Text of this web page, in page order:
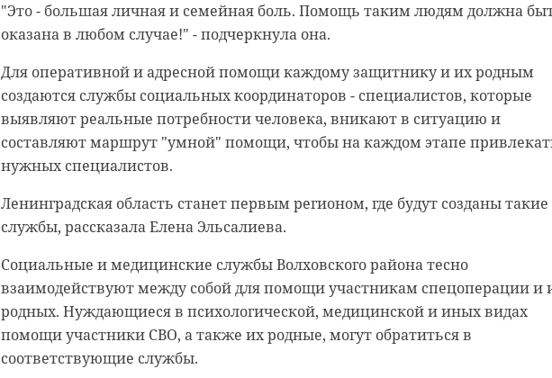
"Это - большая личная и семейная боль. Помощь таким людям должна
оказана в любом случае!" - подчеркнула она.
Для оперативной и адресной помощи каждому защитнику и их родным
создаются службы социальных координаторов - специалистов, которые
выявляют реальные потребности человека, вникают в ситуацию и
составляют маршрут "умной" помощи, чтобы на каждом этапе
нужных специалистов.
Ленинградская область станет первым регионом, где будут созданы такие
службы, рассказала Елена Эльсалиева.
Социальные и медицинские службы Волховского района тесно
взаимодействуют между собой для помощи участникам спецоперации и
родных. Нуждающиеся в психологической, медицинской и иных видах
помощи участники СВО, а также их родные, могут обратиться в
соответствующие службы.